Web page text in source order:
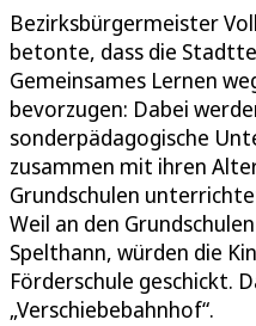
Bezirksbürgermeister
betonte, dass die
Gemeinsames Lernen
bevorzugen: Dabei
sonderpädagogische
zusammen mit ihren
Grundschulen
Weil an den
Spelthann, würden die
Förderschule geschickt.
„Verschiebebahnhof“.